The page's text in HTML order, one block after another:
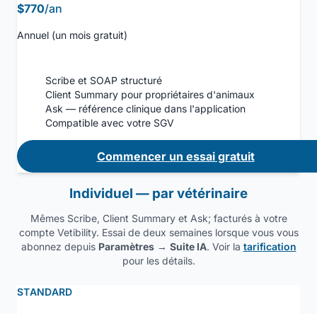
$770/an
Annuel (un mois gratuit)
Scribe et SOAP structuré
Client Summary pour propriétaires d'animaux
Ask — référence clinique dans l'application
Compatible avec votre SGV
Commencer un essai gratuit
Individuel — par vétérinaire
Mêmes Scribe, Client Summary et Ask; facturés à votre
compte Vetibility. Essai de deux semaines lorsque vous vous
abonnez depuis Paramètres→ Suite IA. Voir la tarification
pour les détails.
STANDARD